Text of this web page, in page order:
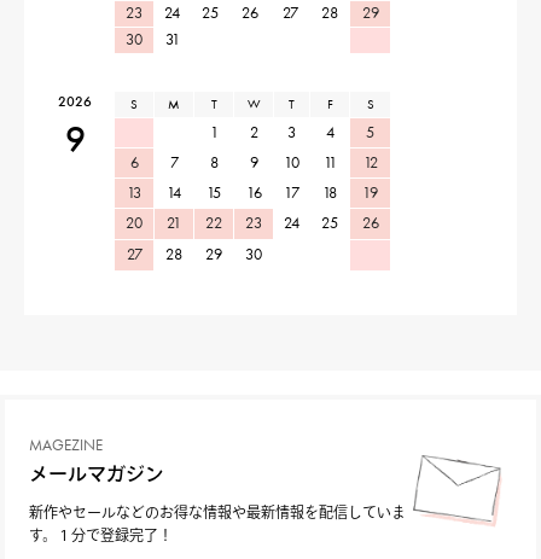
23
24 25 26 27 28
29
30
31
2026
9
S M T W T F S
1 2 3 4
5
6
7 8 9 10 11
12
13
14 15 16 17 18
19
20
21 22 23 24 25
26
27
28 29 30
MAGEZINE
メールマガジン
新作やセールなどのお得な情報や最新情報を配信していま
す。１分で登録完了！